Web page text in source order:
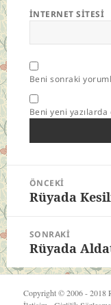
İNTERNET SITESI
Beni sonraki
Beni yeni
Yazı
gezinmesi
ÖNCEKI
Önceki
Rüyada
SONRAKI
Sonraki
yazı:
Rüyada
Copyright © 2006 - 2018